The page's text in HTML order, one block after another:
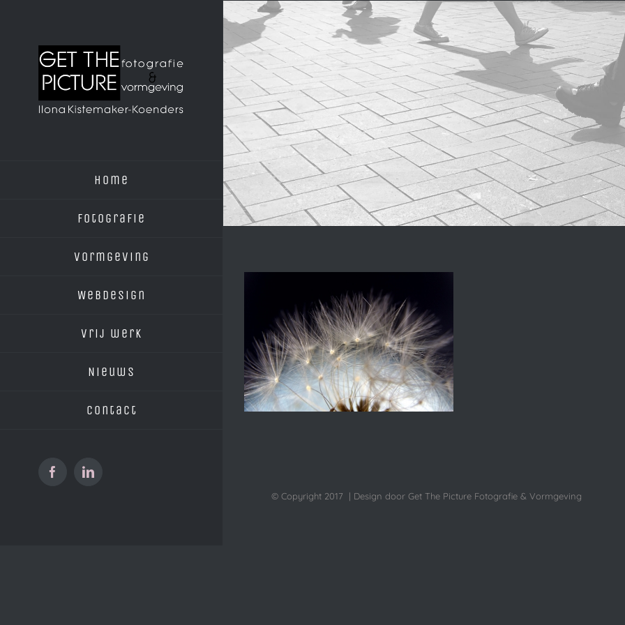
Home
Fotografie
Vormgeving
Webdesign
vrij werk
Nieuws
Contact
FacebookLinkedIn
© Copyright 2017 | Design door Get The Picture Fotografie & Vormgeving